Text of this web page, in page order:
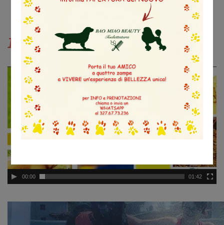
Marco e Marta
Inoltre hanno parlato di noi:
Player
00:00 01:42